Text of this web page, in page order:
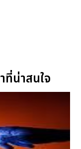
ที่น่าสนใจ